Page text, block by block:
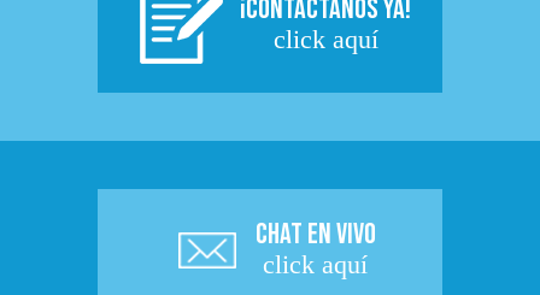
¡CONTACTÁNOS YA!
click aquí
CHAT EN VIVO
click aquí